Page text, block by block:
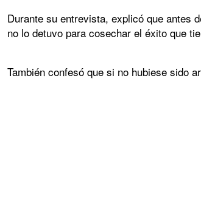
Durante su entrevista, explicó que antes
no lo detuvo para cosechar el éxito que
También confesó que si no hubiese sido